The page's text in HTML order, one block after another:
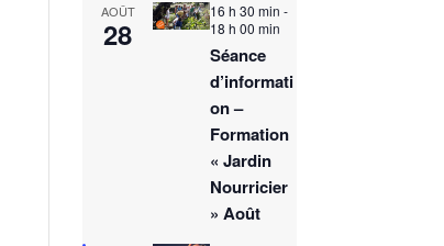
AOÛT
28
16 h 30 min -
18 h 00 min
Séance
d’informati
on –
Formation
« Jardin
Nourricier
» Août